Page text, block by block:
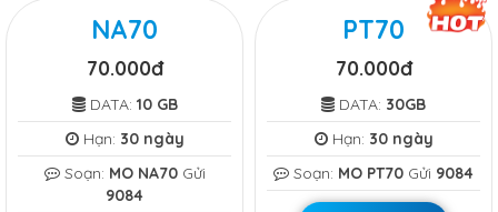
NA70
70.000đ
DATA: 10 GB
Hạn: 30 ngày
Soạn: MO NA70Gửi
9084
PT70
70.000đ
DATA: 30GB
Hạn: 30 ngày
Soạn: MO PT70 Gửi 9084